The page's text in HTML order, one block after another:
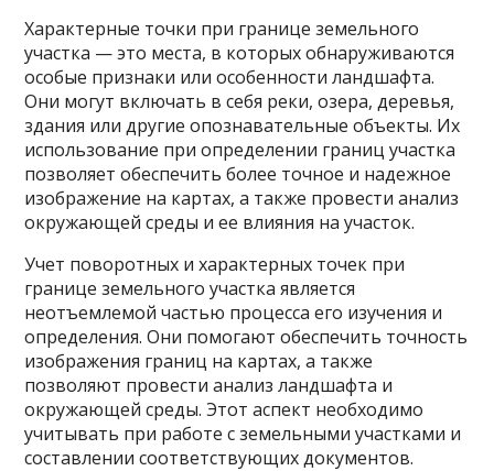
Характерные точки при границе земельного
участка — это места, в которых обнаруживаются
особые признаки или особенности ландшафта.
Они могут включать в себя реки, озера, деревья,
здания или другие опознавательные объекты. Их
использование при определении границ участка
позволяет обеспечить более точное и надежное
изображение на картах, а также провести анализ
окружающей среды и ее влияния на участок.
Учет поворотных и характерных точек при
границе земельного участка является
неотъемлемой частью процесса его изучения и
определения. Они помогают обеспечить точность
изображения границ на картах, а также
позволяют провести анализ ландшафта и
окружающей среды. Этот аспект необходимо
учитывать при работе с земельными участками и
составлении соответствующих документов.